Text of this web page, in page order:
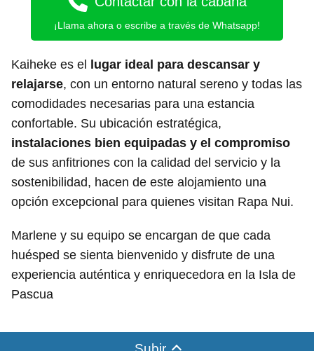
¡Llama ahora o escribe a través de Whatsapp!
Kaiheke es el lugar ideal para descansar y
relajarse, con un entorno natural sereno y todas las
comodidades necesarias para una estancia
confortable. Su ubicación estratégica,
instalaciones bien equipadas y el compromiso
de sus anfitriones con la calidad del servicio y la
sostenibilidad, hacen de este alojamiento una
opción excepcional para quienes visitan Rapa Nui.
Marlene y su equipo se encargan de que cada
huésped se sienta bienvenido y disfrute de una
experiencia auténtica y enriquecedora en la Isla de
Pascua